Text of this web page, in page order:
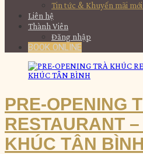
Tin tức & Khuyến mãi
Liên hệ
Thành Viên
Đăng nhập
BOOK ONLINE
PRE-OPENING
RESTAURANT
KHÚC TÂN BÌNH